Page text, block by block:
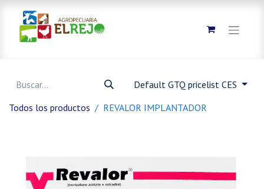
Default GTQ pricelist CES
Todos los productos
REVALOR IMPLANTADOR